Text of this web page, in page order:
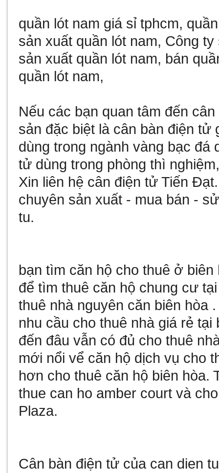
quần lót nam giá sỉ tphcm,
sản xuất quần lót nam, Công ty
sản xuất quần lót nam, bán
quần lót nam,
Nếu các bạn quan tâm đến cân
sản đặc biệt là cân bàn điện tử
dùng trong ngành vàng bạc
tử dùng trong phòng thì
Xin liên hệ cân điện tử Tiến
chuyên sản xuất - mua bán -
tu.
bạn tìm căn hộ cho thuê ở biên
để tìmthuê căn hộ chung cư
thuê nhà nguyên căn biên hòa
nhu cầu cho thuê nhà giá rẻ tại
đến đâu vẫn có đủ cho thuê
mới nổi vể căn hộ dịch vụ cho
hơn cho thuê căn hộ biên hòa.
thue can ho amber court và
Plaza.
Cân bàn điện tử của can dien tu